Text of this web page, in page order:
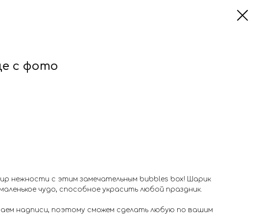
с фото
нежности с этим замечательным bubbles box! Шарик
чудо, способное украсить любой праздник.
надписи, поэтому сможем сделать любую по вашим